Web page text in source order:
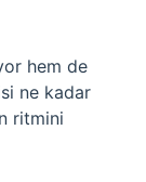
hem de
ne kadar
ritmini